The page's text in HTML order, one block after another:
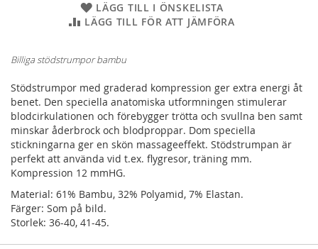
LÄGG TILL I ÖNSKELISTA
LÄGG TILL FÖR ATT JÄMFÖRA
Billiga stödstrumpor bambu
Stödstrumpor med graderad kompression ger extra energi åt
benet. Den speciella anatomiska utformningen stimulerar
blodcirkulationen och förebygger trötta och svullna ben samt
minskar åderbrock och blodproppar. Dom speciella
stickningarna ger en skön massageeffekt. Stödstrumpan är
perfekt att använda vid t.ex. flygresor, träning mm.
Kompression 12 mmHG.
Material: 61% Bambu, 32% Polyamid, 7% Elastan.
Färger: Som på bild.
Storlek: 36-40, 41-45.